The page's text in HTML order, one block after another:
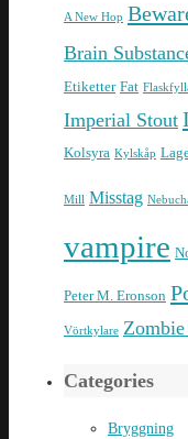
A New Hop
Brain
Etiketter Fat
Imperial Stout
Kolsyra Kylskåp
Mill Misstag
vampire
Peter M. Eronson
Vörtkylare
Categories
Bryggning